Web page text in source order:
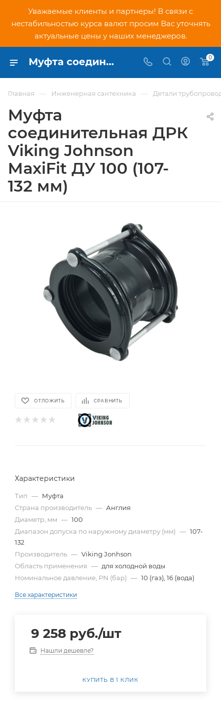
Уважаемые клиенты и партнеры! В связи с
нестабильностью курса валют просим Вас уточнять
актуальные цены у наших менеджеров.
Муфта соединительная ДРК Viking Johnson MaxiFit ДУ 100 (107-132 мм) - купить по низкой цене в Москве, интернет-магазин PNDtech.ru 0
Главная — Инженерная сантехника — Детали
Муфта
соединительная ДРК
Viking Johnson
MaxiFit ДУ 100 (107-
132 мм)
ОТЛОЖИТЬ СРАВНИТЬ
Характеристики
Тип — Муфта
Страна производитель — Англия
Диаметр, мм — 100
Диапазон допуска по наружному диаметру (мм) — 107-
132
Производитель — Viking Jonhson
Область применения — для холодной воды
Номинальное давление, PN (бар) — 10 (газ), 16 (вода)
Все характеристики
9 258 руб./шт
Нашли дешевле?
КУПИТЬ В 1 КЛИК